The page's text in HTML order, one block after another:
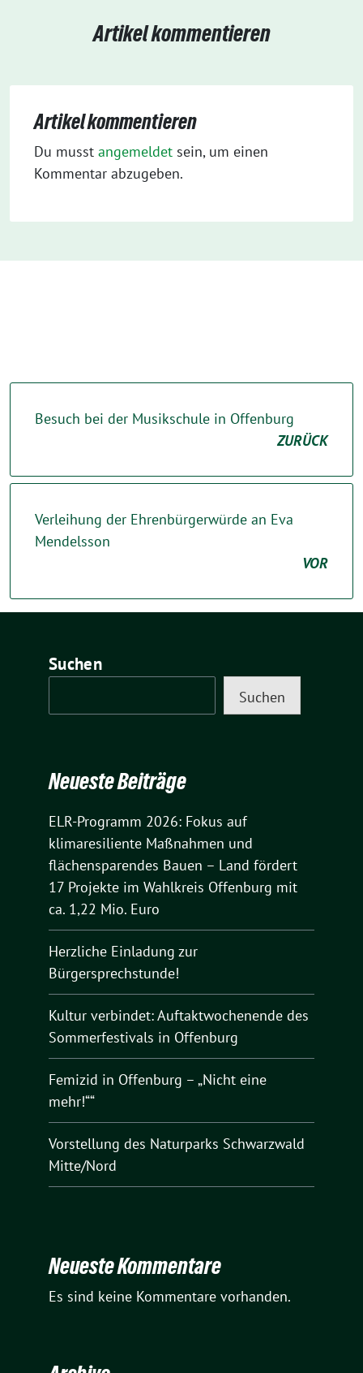
Artikel kommentieren
Artikel kommentieren
Du musst angemeldet sein, um einen
Kommentar abzugeben.
Besuch bei der Musikschule in Offenburg
ZURÜCK
Verleihung der Ehrenbürgerwürde an Eva
Mendelsson
VOR
Suchen
Suchen
Neueste Beiträge
ELR-Programm 2026: Fokus auf
klimaresiliente Maßnahmen und
flächensparendes Bauen – Land fördert
17 Projekte im Wahlkreis Offenburg mit
ca. 1,22 Mio. Euro
Herzliche Einladung zur
Bürgersprechstunde!
Kultur verbindet: Auftaktwochenende des
Sommerfestivals in Offenburg
Femizid in Offenburg – „Nicht eine
mehr!““
Vorstellung des Naturparks Schwarzwald
Mitte/Nord
Neueste Kommentare
Es sind keine Kommentare vorhanden.